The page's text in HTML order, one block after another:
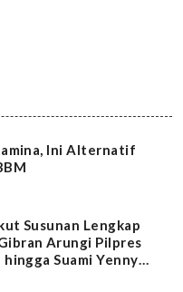
Ini Alternatif
Susunan Lengkap
Arungi Pilpres
Suami Yenny